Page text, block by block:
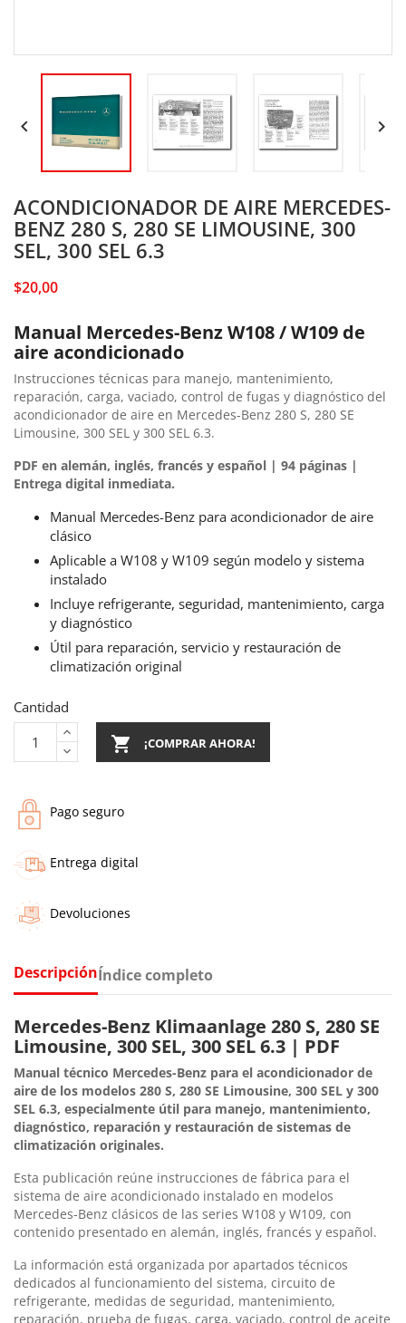
 
ACONDICIONADOR DE AIRE MERCEDES-
BENZ 280 S, 280 SE LIMOUSINE, 300
SEL, 300 SEL 6.3
$20,00
Manual Mercedes-Benz W108 / W109 de
aire acondicionado
Instrucciones técnicas para manejo, mantenimiento,
reparación, carga, vaciado, control de fugas y diagnóstico del
acondicionador de aire en Mercedes-Benz 280 S, 280 SE
Limousine, 300 SEL y 300 SEL 6.3.
PDF en alemán, inglés, francés y español | 94 páginas |
Entrega digital inmediata.
Manual Mercedes-Benz para acondicionador de aire
clásico
Aplicable a W108 y W109 según modelo y sistema
instalado
Incluye refrigerante, seguridad, mantenimiento, carga
y diagnóstico
Útil para reparación, servicio y restauración de
climatización original
Cantidad
 ¡COMPRAR AHORA!
Pago seguro
Entrega digital
Devoluciones
DescripciónÍndice completo
Mercedes-Benz Klimaanlage 280 S, 280 SE
Limousine, 300 SEL, 300 SEL 6.3 | PDF
Manual técnico Mercedes-Benz para el acondicionador de
aire de los modelos 280 S, 280 SE Limousine, 300 SEL y 300
SEL 6.3, especialmente útil para manejo, mantenimiento,
diagnóstico, reparación y restauración de sistemas de
climatización originales.
Esta publicación reúne instrucciones de fábrica para el
sistema de aire acondicionado instalado en modelos
Mercedes-Benz clásicos de las series W108 y W109, con
contenido presentado en alemán, inglés, francés y español.
La información está organizada por apartados técnicos
dedicados al funcionamiento del sistema, circuito de
refrigerante, medidas de seguridad, mantenimiento,
reparación, prueba de fugas, carga, vaciado, control de aceite